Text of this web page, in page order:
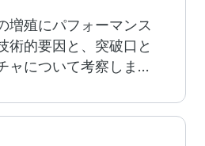
増殖にパフォーマンス
術的要因と、突破口と
ャについて考察しま